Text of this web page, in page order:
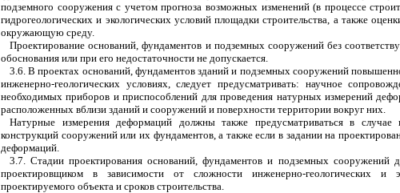
подземного сооружения с учетом прогноза возможных изменений (в процессе
гидрогеологических и экологических условий площадки строительства, а также
окружающую среду.
Проектирование оснований, фундаментов и подземных сооружений без
обоснования или при его недостаточности не допускается.
3.6. В проектах оснований, фундаментов зданий и подземных сооружений
инженерно-геологических условиях, следует предусматривать: научное
необходимых приборов и приспособлений для проведения натурных измерений
расположенных вблизи зданий и сооружений и поверхности территории вокруг них.
Натурные измерения деформаций должны также предусматриваться в
конструкций сооружений или их фундаментов, а также если в задании на
деформаций.
3.7. Стадии проектирования оснований, фундаментов и подземных сооружений
проектировщиком в зависимости от сложности инженерно-геологических и
проектируемого объекта и сроков строительства.